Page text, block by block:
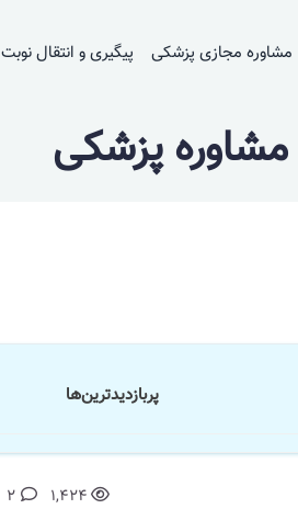
مشاوره مجازی پزشکی پیگیری و انتقال نوبت
مشاوره پزشکی
پر‌بازدید‌ترین‌ها
1,424
2